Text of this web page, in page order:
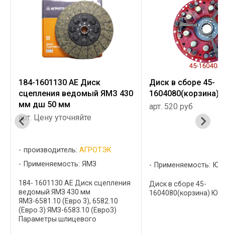
184-1601130 АЕ Диск
сцепления ведомый ЯМЗ 430
мм дш 50 мм
арт. Цену уточняйте
производитель:АГРОТЭК
Применяемость: ЯМЗ
184- 1601130 АЕ Диск сцепления
ведомый ЯМЗ 430 мм
ЯМЗ-6581.10 (Евро 3), 6582.10
(Евро 3) ЯМЗ-6583.10 (Евро3)
Параметры шлицевого
Диск в сборе 45-
арт. 520 руб
Применяемость:
Диск в сборе 45-
1604080(корзина)